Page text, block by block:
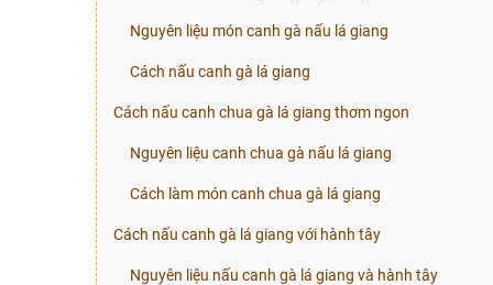
Nguyên liệu món canh gà nấu lá giang
Cách nấu canh gà lá giang
Cách nấu canh chua gà lá giang thơm ngon
Nguyên liệu canh chua gà nấu lá giang
Cách làm món canh chua gà lá giang
Cách nấu canh gà lá giang với hành tây
Nguyên liệu nấu canh gà lá giang và hành tây